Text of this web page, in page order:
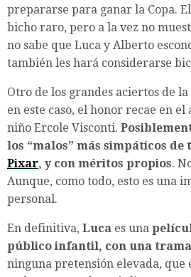
prepararse para ganar la Copa.
bicho raro, pero a la vez no
no sabe que Luca y Alberto
también les hará considerarse
Otro de los grandes aciertos de la
en este caso, el honor recae en
niño Ercole Visconti.
los “malos” más simpáticos
Pixar, y con méritos propios.
Aunque, como todo, esto es una
personal.
En definitiva, Luca es una
público infantil, con una
ninguna pretensión elevada,